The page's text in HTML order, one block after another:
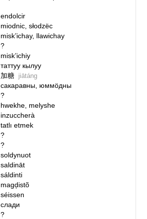
endolcir
miodnic, słodzëc
misk’ichay, llawichay
?
misk’ichiy
таттуу кылуу
加糖 jiātáng
сакаравны, юммӧдны
?
hwekhe, melyshe
inzuccherà
tatlı etmek
?
?
soldynuot
saldināt
sáldinti
magḑistõ
séissen
слади
?